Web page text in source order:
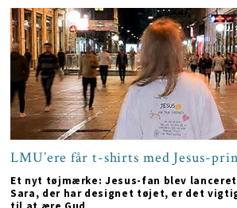
LMU’ere får t-shirts med Jesus-
Et nyt tøjmærke: Jesus-fan blev lanceret
Sara, der har designet tøjet, er det